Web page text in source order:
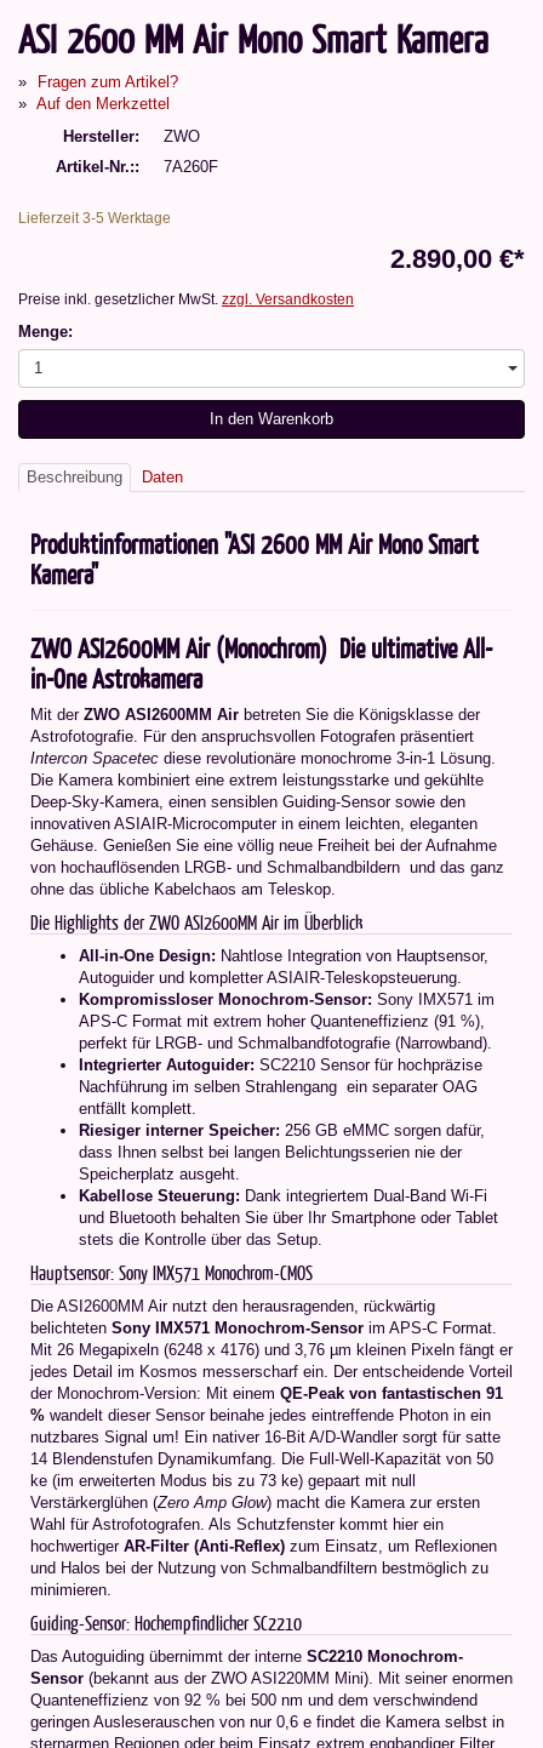
ASI 2600 MM Air Mono Smart Kamera
Fragen zum Artikel?
Auf den Merkzettel
Hersteller
ZWO
Artikel-Nr.:
7A260F
Lieferzeit 3-5 Werktage
2.890,00 €*
Preise inkl. gesetzlicher MwSt. zzgl. Versandkosten
Menge:
1
In den Warenkorb
Beschreibung Daten
Produktinformationen "ASI 2600 MM Air Mono Smart
Kamera"
ZWO ASI2600MM Air (Monochrom)  Die ultimative All-
in-One Astrokamera
Mit der ZWO ASI2600MM Air betreten Sie die Königsklasse der
Astrofotografie. Für den anspruchsvollen Fotografen präsentiert
Intercon Spacetec diese revolutionäre monochrome 3-in-1 Lösung.
Die Kamera kombiniert eine extrem leistungsstarke und gekühlte
Deep-Sky-Kamera, einen sensiblen Guiding-Sensor sowie den
innovativen ASIAIR-Microcomputer in einem leichten, eleganten
Gehäuse. Genießen Sie eine völlig neue Freiheit bei der Aufnahme
von hochauflösenden LRGB- und Schmalbandbildern  und das ganz
ohne das übliche Kabelchaos am Teleskop.
Die Highlights der ZWO ASI2600MM Air im Überblick
All-in-One Design: Nahtlose Integration von Hauptsensor,
Autoguider und kompletter ASIAIR-Teleskopsteuerung.
Kompromissloser Monochrom-Sensor: Sony IMX571 im
APS-C Format mit extrem hoher Quanteneffizienz (91 %),
perfekt für LRGB- und Schmalbandfotografie (Narrowband).
Integrierter Autoguider: SC2210 Sensor für hochpräzise
Nachführung im selben Strahlengang  ein separater OAG
entfällt komplett.
Riesiger interner Speicher: 256 GB eMMC sorgen dafür,
dass Ihnen selbst bei langen Belichtungsserien nie der
Speicherplatz ausgeht.
Kabellose Steuerung: Dank integriertem Dual-Band Wi-Fi
und Bluetooth behalten Sie über Ihr Smartphone oder Tablet
stets die Kontrolle über das Setup.
Hauptsensor: Sony IMX571 Monochrom-CMOS
Die ASI2600MM Air nutzt den herausragenden, rückwärtig
belichteten Sony IMX571 Monochrom-Sensor im APS-C Format.
Mit 26 Megapixeln (6248 x 4176) und 3,76 µm kleinen Pixeln fängt er
jedes Detail im Kosmos messerscharf ein. Der entscheidende Vorteil
der Monochrom-Version: Mit einem QE-Peak von fantastischen 91
% wandelt dieser Sensor beinahe jedes eintreffende Photon in ein
nutzbares Signal um! Ein nativer 16-Bit A/D-Wandler sorgt für satte
14 Blendenstufen Dynamikumfang. Die Full-Well-Kapazität von 50
ke (im erweiterten Modus bis zu 73 ke) gepaart mit null
Verstärkerglühen (Zero Amp Glow) macht die Kamera zur ersten
Wahl für Astrofotografen. Als Schutzfenster kommt hier ein
hochwertiger AR-Filter (Anti-Reflex) zum Einsatz, um Reflexionen
und Halos bei der Nutzung von Schmalbandfiltern bestmöglich zu
minimieren.
Guiding-Sensor: Hochempfindlicher SC2210
Das Autoguiding übernimmt der interne SC2210 Monochrom-
Sensor (bekannt aus der ZWO ASI220MM Mini). Mit seiner enormen
Quanteneffizienz von 92 % bei 500 nm und dem verschwindend
geringen Ausleserauschen von nur 0,6 e findet die Kamera selbst in
sternarmen Regionen oder beim Einsatz extrem engbandiger Filter